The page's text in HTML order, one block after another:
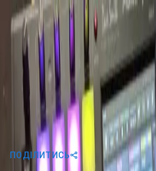
UA
EN UA
Дослідження
виступів
ПОДІЛИТИСЬ